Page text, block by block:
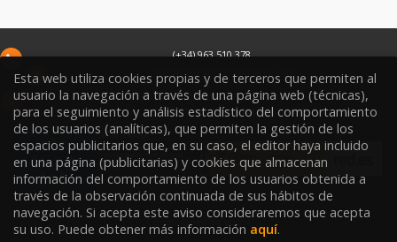
(+34) 963 510 378
infoweb@libreriasoriano.com
C/ Xàtiva 15
46002 Valencia España
Condiciones de venta
Esta web utiliza cookies propias y de terceros que permiten al
usuario la navegación a través de una página web (técnicas),
para el seguimiento y análisis estadístico del comportamiento
de los usuarios (analíticas), que permiten la gestión de los
espacios publicitarios que, en su caso, el editor haya incluido
en una página (publicitarias) y cookies que almacenan
información del comportamiento de los usuarios obtenida a
través de la observación continuada de sus hábitos de
navegación. Si acepta este aviso consideraremos que acepta
su uso. Puede obtener más información aquí.